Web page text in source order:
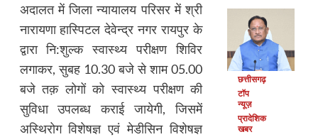
अदालत में जिला न्यायालय परिसर में श्री
नारायणा हास्पिटल देवेन्द्र नगर रायपुर के
द्वारा नि:शुल्क स्वास्थ्य परीक्षण शिविर
लगाकर, सुबह 10.30 बजे से शाम 05.00
बजे तक़ लोगों को स्वास्थ्य परीक्षण की
सुविधा उपलब्ध कराई जायेगी, जिसमें
अस्थिरोग विशेषज्ञ एवं मेडीसिन विशेषज्ञ
छत्तीसगढ़
टॉप
न्यूज़
प्रादेशिक
खबर